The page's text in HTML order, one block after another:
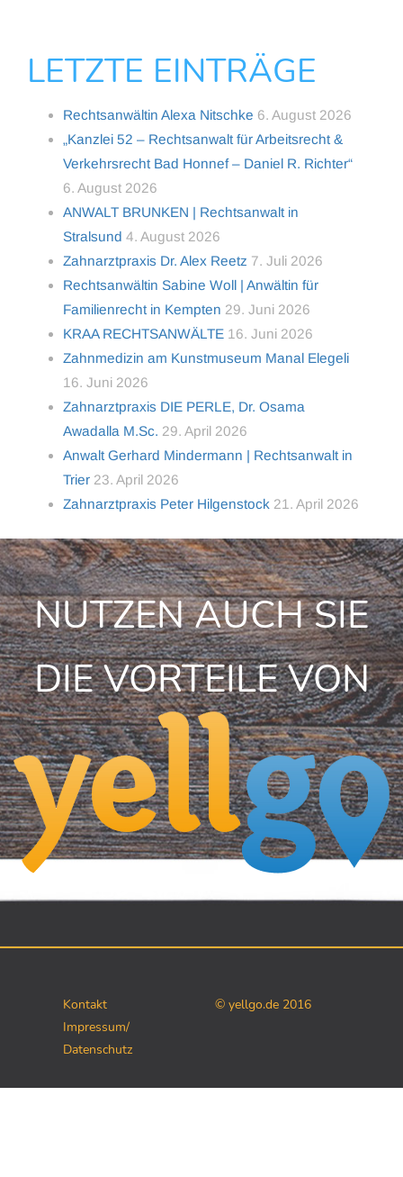
LETZTE EINTRÄGE
Rechtsanwältin Alexa Nitschke 6. August 2026
„Kanzlei 52 – Rechtsanwalt für Arbeitsrecht &
Verkehrsrecht Bad Honnef – Daniel R. Richter“
6. August 2026
ANWALT BRUNKEN | Rechtsanwalt in
Stralsund 4. August 2026
Zahnarztpraxis Dr. Alex Reetz 7. Juli 2026
Rechtsanwältin Sabine Woll | Anwältin für
Familienrecht in Kempten 29. Juni 2026
KRAA RECHTSANWÄLTE 16. Juni 2026
Zahnmedizin am Kunstmuseum Manal Elegeli
16. Juni 2026
Zahnarztpraxis DIE PERLE, Dr. Osama
Awadalla M.Sc. 29. April 2026
Anwalt Gerhard Mindermann | Rechtsanwalt in
Trier 23. April 2026
Zahnarztpraxis Peter Hilgenstock 21. April 2026
NUTZEN AUCH SIE
DIE VORTEILE VON
Kontakt
Impressum/
Datenschutz
© yellgo.de 2016